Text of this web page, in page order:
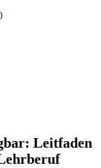
Leitfaden